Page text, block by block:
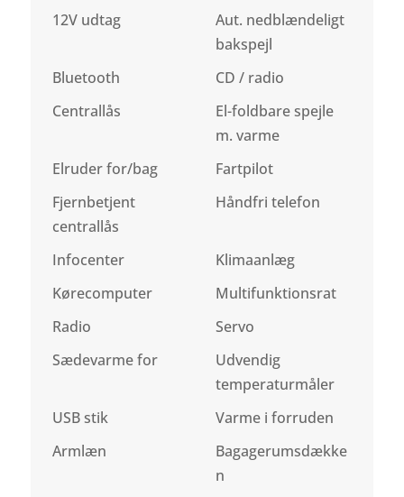
12V udtag
Aut. nedblændeligt
bakspejl
Bluetooth
CD / radio
Centrallås
El-foldbare spejle
m. varme
Elruder for/bag
Fartpilot
Fjernbetjent
centrallås
Håndfri telefon
Infocenter
Klimaanlæg
Kørecomputer
Multifunktionsrat
Radio
Servo
Sædevarme for
Udvendig
temperaturmåler
USB stik
Varme i forruden
Armlæn
Bagagerumsdække
n